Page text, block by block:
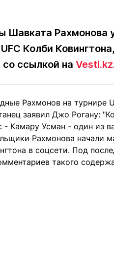
Контакты редакции
Шавката Рахмонова
Колби
со ссылкой на Vesti.kz
Рахмонов на
заявил Джо Рогану:
- Камару Усман - один из
Рахмонова начали
в соцсети. Под
такого